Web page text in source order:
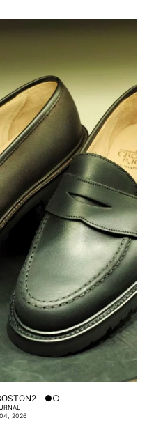
●○
04, 2026